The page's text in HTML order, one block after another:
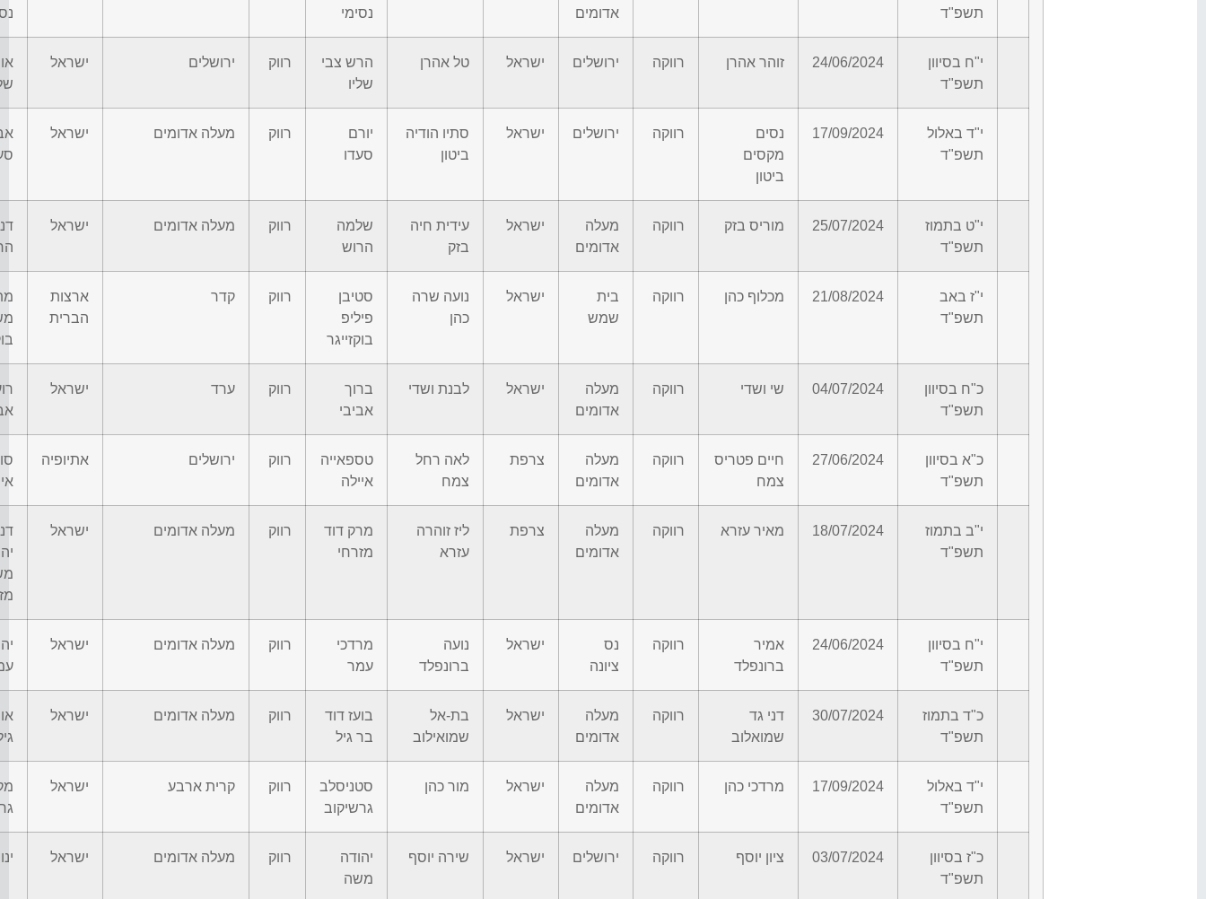
תשפ"ד
אדומים
נסימי
י"ח בסיוון
תשפ"ד
24/06/2024 זוהר אהרן רווקה ירושלים ישראל טל אהרן
הרש צבי
שליו
רווק ירושלים ישראל
י"ד באלול
תשפ"ד
17/09/2024
נסים
מקסים
ביטון
רווקה ירושלים ישראל
סתיו הודיה
ביטון
יורם
סעדו
רווק מעלה אדומים ישראל
י"ט בתמוז
תשפ"ד
25/07/2024 מוריס בזק רווקה
מעלה
אדומים
ישראל
עידית חיה
בזק
שלמה
הרוש
רווק מעלה אדומים ישראל
י"ז באב
תשפ"ד
21/08/2024 מכלוף כהן רווקה
בית
שמש
ישראל
נועה שרה
כהן
סטיבן
פיליפ
בוקזייגר
רווק קדר
ארצות
הברית
כ"ח בסיוון
תשפ"ד
04/07/2024 שי ושדי רווקה
מעלה
אדומים
ישראל לבנת ושדי
ברוך
אביבי
רווק ערד ישראל
כ"א בסיוון
תשפ"ד
27/06/2024
חיים פטריס
צמח
רווקה
מעלה
אדומים
צרפת
לאה רחל
צמח
טספאייה
איילה
רווק ירושלים אתיופיה
י"ב בתמוז
תשפ"ד
18/07/2024 מאיר עזרא רווקה
מעלה
אדומים
צרפת
ליז זוהרה
עזרא
מרק דוד
מזרחי
רווק מעלה אדומים ישראל
י"ח בסיוון
תשפ"ד
24/06/2024
אמיר
ברונפלד
רווקה
נס
ציונה
ישראל
נועה
ברונפלד
מרדכי
עמר
רווק מעלה אדומים ישראל
כ"ד בתמוז
תשפ"ד
30/07/2024
דני גד
שמואלוב
רווקה
מעלה
אדומים
ישראל
בת-אל
שמואילוב
בועז דוד
בר גיל
רווק מעלה אדומים ישראל
י"ד באלול
תשפ"ד
17/09/2024 מרדכי כהן רווקה
מעלה
אדומים
ישראל מור כהן
סטניסלב
גרשיקוב
רווק קרית ארבע ישראל
כ"ז בסיוון
תשפ"ד
03/07/2024 ציון יוסף רווקה ירושלים ישראל שירה יוסף
יהודה
משה
רווק מעלה אדומים ישראל